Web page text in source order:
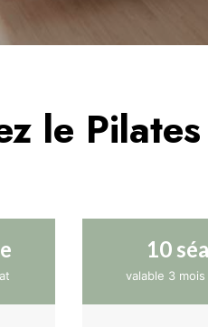
le
10
valable 3